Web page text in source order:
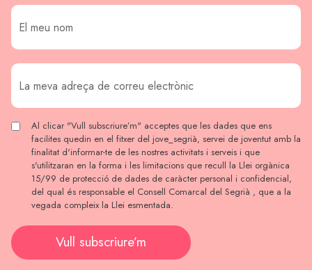
Al clicar "Vull subscriure’m" acceptes que les dades que ens
facilites quedin en el fitxer del jove_segrià, servei de joventut amb la
finalitat d'informar-te de les nostres activitats i serveis i que
s'utilitzaran en la forma i les limitacions que recull la Llei orgànica
15/99 de protecció de dades de caràcter personal i confidencial,
del qual és responsable el Consell Comarcal del Segrià , que a la
vegada compleix la Llei esmentada.
Vull subscriure’m